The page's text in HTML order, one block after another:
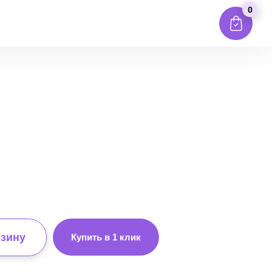
0
Купить в 1 клик